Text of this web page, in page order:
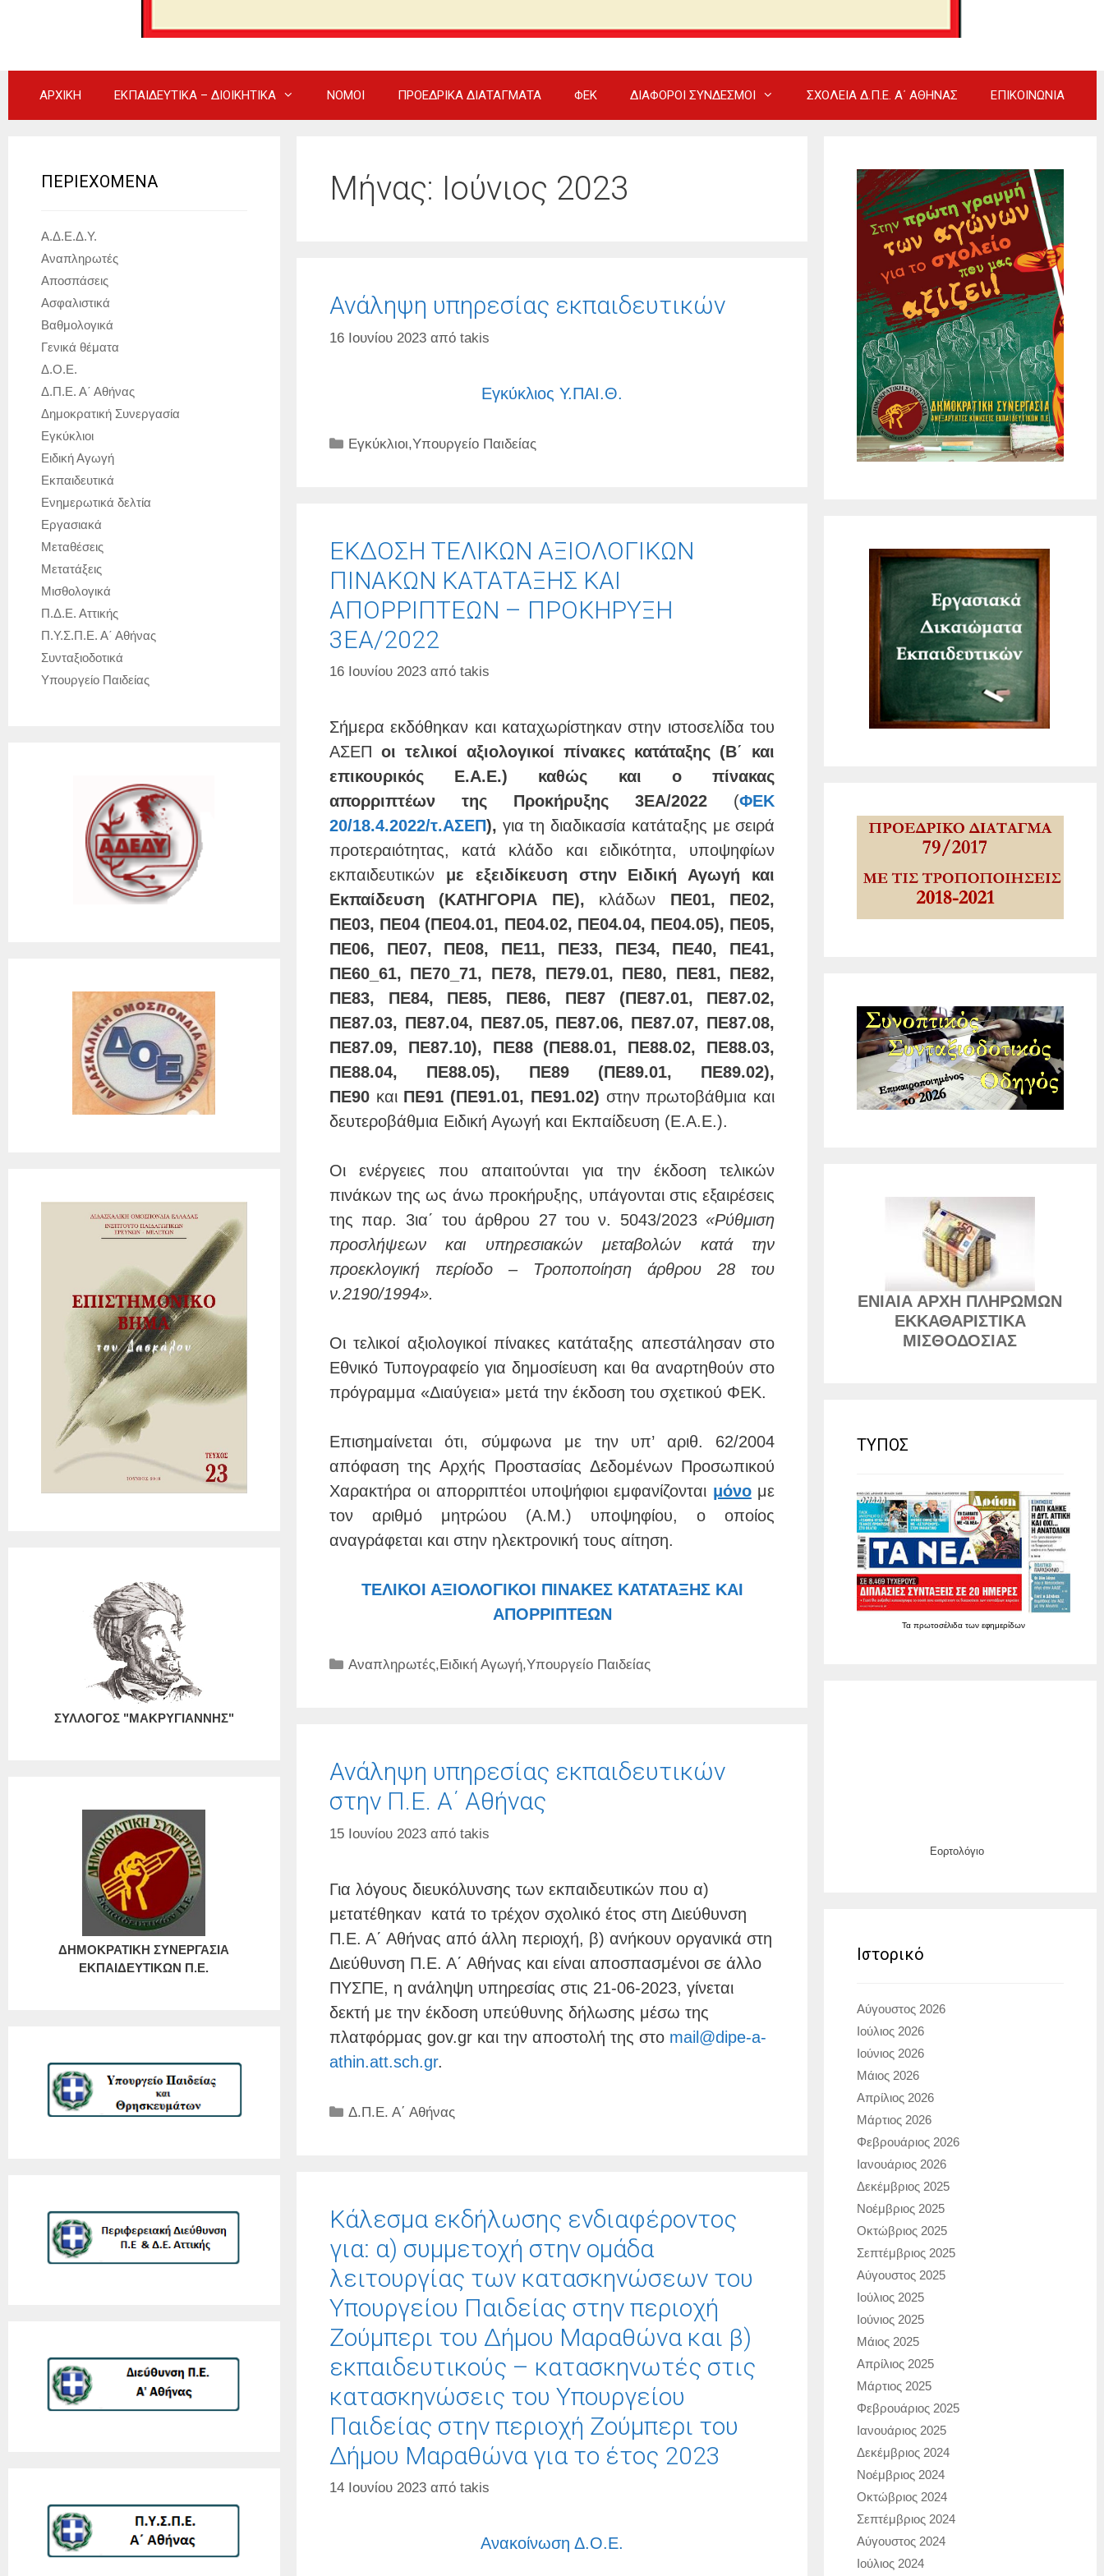
ΑΡΧΙΚΗ ΕΚΠΑΙΔΕΥΤΙΚΑ – ΔΙΟΙΚΗΤΙΚΑ ΝΟΜΟΙ ΠΡΟΕΔΡΙΚΑ ΔΙΑΤΑΓΜΑΤΑ ΦΕΚ ΔΙΑΦΟΡΟΙ ΣΥΝΔΕΣΜΟΙ ΣΧΟΛΕΙΑ Δ.Π.Ε. Α΄ ΑΘΗΝΑΣ ΕΠΙΚΟΙΝΩΝΙΑ
Μήνας: Ιούνιος 2023
Ανάληψη υπηρεσίας εκπαιδευτικών
16 Ιουνίου 2023 από takis
Εγκύκλιος Υ.ΠΑΙ.Θ.
Κατηγορίες
Εγκύκλιοι,Υπουργείο Παιδείας
ΕΚΔΟΣΗ ΤΕΛΙΚΩΝ ΑΞΙΟΛΟΓΙΚΩΝ
ΠΙΝΑΚΩΝ ΚΑΤΑΤΑΞΗΣ ΚΑΙ
ΑΠΟΡΡΙΠΤΕΩΝ – ΠΡΟΚΗΡΥΞΗ
3ΕΑ/2022
16 Ιουνίου 2023 από takis
Σήμερα εκδόθηκαν και καταχωρίστηκαν στην ιστοσελίδα του
ΑΣΕΠ οι τελικοί αξιολογικοί πίνακες κατάταξης (Β΄ και
επικουρικός Ε.Α.Ε.) καθώς και ο πίνακας
απορριπτέων
της Προκήρυξης 3ΕΑ/2022 (ΦΕΚ
20/18.4.2022/τ.ΑΣΕΠ), για τη διαδικασία κατάταξης με σειρά
προτεραιότητας, κατά κλάδο και ειδικότητα, υποψηφίων
εκπαιδευτικών με εξειδίκευση στην Ειδική Αγωγή και
Εκπαίδευση (ΚΑΤΗΓΟΡΙΑ ΠΕ), κλάδων ΠΕ01, ΠΕ02,
ΠΕ03, ΠΕ04 (ΠΕ04.01, ΠΕ04.02, ΠΕ04.04, ΠΕ04.05), ΠΕ05,
ΠΕ06, ΠΕ07, ΠΕ08, ΠΕ11, ΠΕ33, ΠΕ34, ΠΕ40, ΠΕ41,
ΠΕ60_61, ΠΕ70_71, ΠΕ78, ΠΕ79.01, ΠΕ80, ΠΕ81, ΠΕ82,
ΠΕ83, ΠΕ84, ΠΕ85, ΠΕ86, ΠΕ87 (ΠΕ87.01, ΠΕ87.02,
ΠΕ87.03, ΠΕ87.04, ΠΕ87.05, ΠΕ87.06, ΠΕ87.07, ΠΕ87.08,
ΠΕ87.09, ΠΕ87.10), ΠΕ88 (ΠΕ88.01, ΠΕ88.02, ΠΕ88.03,
ΠΕ88.04, ΠΕ88.05), ΠΕ89 (ΠΕ89.01, ΠΕ89.02),
ΠΕ90και ΠΕ91 (ΠΕ91.01, ΠΕ91.02) στην πρωτοβάθμια και
δευτεροβάθμια Ειδική Αγωγή και Εκπαίδευση (Ε.Α.Ε.).
Οι ενέργειες που απαιτούνται για την έκδοση τελικών
πινάκων της ως άνω προκήρυξης, υπάγονται στις εξαιρέσεις
της παρ. 3ια΄ του άρθρου 27 του ν. 5043/2023 «Ρύθμιση
προσλήψεων και υπηρεσιακών μεταβολών κατά την
προεκλογική περίοδο – Τροποποίηση άρθρου 28 του
ν.2190/1994».
Οι τελικοί αξιολογικοί πίνακες κατάταξης απεστάλησαν στο
Εθνικό Τυπογραφείο για δημοσίευση και θα αναρτηθούν στο
πρόγραμμα «Διαύγεια» μετά την έκδοση του σχετικού ΦΕΚ.
Επισημαίνεται ότι, σύμφωνα με την υπ’ αριθ. 62/2004
απόφαση της Αρχής Προστασίας Δεδομένων Προσωπικού
Χαρακτήρα οι απορριπτέοι υποψήφιοι εμφανίζονται μόνομε
τον αριθμό μητρώου (Α.Μ.) υποψηφίου, ο οποίος
αναγράφεται και στην ηλεκτρονική τους αίτηση.
ΤΕΛΙΚΟΙ ΑΞΙΟΛΟΓΙΚΟΙ ΠΙΝΑΚΕΣ ΚΑΤΑΤΑΞΗΣ ΚΑΙ
ΑΠΟΡΡΙΠΤΕΩΝ
Κατηγορίες
Αναπληρωτές,Ειδική Αγωγή,Υπουργείο Παιδείας
Ανάληψη υπηρεσίας εκπαιδευτικών
στην Π.Ε. Α΄ Αθήνας
15 Ιουνίου 2023 από takis
Για λόγους διευκόλυνσης των εκπαιδευτικών που α)
μετατέθηκαν κατά το τρέχον σχολικό έτος στη Διεύθυνση
Π.Ε. Α΄ Αθήνας από άλλη περιοχή, β) ανήκουν οργανικά στη
Διεύθυνση Π.Ε. Α΄ Αθήνας και είναι αποσπασμένοι σε άλλο
ΠΥΣΠΕ, η ανάληψη υπηρεσίας στις 21-06-2023, γίνεται
δεκτή με την έκδοση υπεύθυνης δήλωσης μέσω της
πλατφόρμας gov.gr και την αποστολή της στο mail@dipe-a-
athin.att.sch.gr.
Κατηγορίες
Δ.Π.Ε. Α΄ Αθήνας
Κάλεσμα εκδήλωσης ενδιαφέροντος
για: α) συμμετοχή στην ομάδα
λειτουργίας των κατασκηνώσεων του
Υπουργείου Παιδείας στην περιοχή
Ζούμπερι του Δήμου Μαραθώνα και β)
εκπαιδευτικούς – κατασκηνωτές στις
κατασκηνώσεις του Υπουργείου
Παιδείας στην περιοχή Ζούμπερι του
Δήμου Μαραθώνα για το έτος 2023
14 Ιουνίου 2023 από takis
Ανακοίνωση Δ.Ο.Ε.
ΠΕΡΙΕΧΟΜΕΝΑ
Α.Δ.Ε.Δ.Υ.
Αναπληρωτές
Αποσπάσεις
Ασφαλιστικά
Βαθμολογικά
Γενικά θέματα
Δ.Ο.Ε.
Δ.Π.Ε. Α΄ Αθήνας
Δημοκρατική Συνεργασία
Εγκύκλιοι
Ειδική Αγωγή
Εκπαιδευτικά
Ενημερωτικά δελτία
Εργασιακά
Μεταθέσεις
Μετατάξεις
Μισθολογικά
Π.Δ.Ε. Αττικής
Π.Υ.Σ.Π.Ε. Α΄ Αθήνας
Συνταξιοδοτικά
Υπουργείο Παιδείας
ΣΥΛΛΟΓΟΣ "ΜΑΚΡΥΓΙΑΝΝΗΣ"
ΔΗΜΟΚΡΑΤΙΚΗ ΣΥΝΕΡΓΑΣΙΑ
ΕΚΠΑΙΔΕΥΤΙΚΩΝ Π.Ε.
ΕΝΙΑΙΑ ΑΡΧΗ ΠΛΗΡΩΜΩΝ
ΕΚΚΑΘΑΡΙΣΤΙΚΑ
ΜΙΣΘΟΔΟΣΙΑΣ
ΤΥΠΟΣ
Ταπρωτοσέλιδατωνεφημερίδων
Εορτολόγιο
Ιστορικό
Αύγουστος 2026
Ιούλιος 2026
Ιούνιος 2026
Μάιος 2026
Απρίλιος 2026
Μάρτιος 2026
Φεβρουάριος 2026
Ιανουάριος 2026
Δεκέμβριος 2025
Νοέμβριος 2025
Οκτώβριος 2025
Σεπτέμβριος 2025
Αύγουστος 2025
Ιούλιος 2025
Ιούνιος 2025
Μάιος 2025
Απρίλιος 2025
Μάρτιος 2025
Φεβρουάριος 2025
Ιανουάριος 2025
Δεκέμβριος 2024
Νοέμβριος 2024
Οκτώβριος 2024
Σεπτέμβριος 2024
Αύγουστος 2024
Ιούλιος 2024